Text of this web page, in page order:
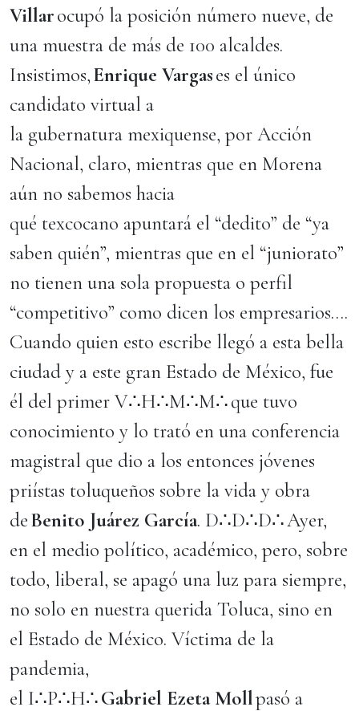
Villarocupó la posición número nueve, de
una muestra de más de 100 alcaldes.
Insistimos,Enrique Vargases el único
candidato virtual a
la gubernatura mexiquense, por Acción
Nacional, claro, mientras que en Morena
aún no sabemos hacia
qué texcocano apuntará el “dedito” de “ya
saben quién”, mientras que en el “juniorato”
no tienen una sola propuesta o perfil
“competitivo” como dicen los empresarios….
Cuando quien esto escribe llegó a esta bella
ciudad y a este gran Estado de México, fue
él del primer V∴H∴M∴M∴ que tuvo
conocimiento y lo trató en una conferencia
magistral que dio a los entonces jóvenes
priístas toluqueños sobre la vida y obra
deBenito Juárez García. D∴D∴D∴ Ayer,
en el medio político, académico, pero, sobre
todo, liberal, se apagó una luz para siempre,
no solo en nuestra querida Toluca, sino en
el Estado de México. Víctima de la
pandemia,
el I∴P∴H∴Gabriel Ezeta Mollpasó a